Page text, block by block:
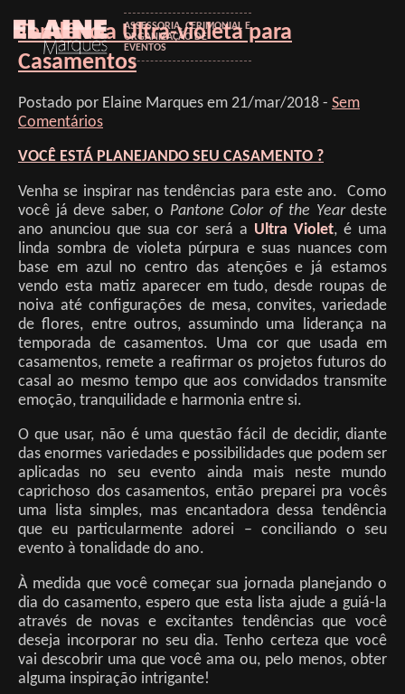
ASSESSORIA, CERIMONIAL E
ORGANIZAÇÃO DE
EVENTOS
Tendência Ultra-violeta para
Casamentos
Postado por Elaine Marques em 21/mar/2018 - Sem
Comentários
VOCÊ ESTÁ PLANEJANDO SEU CASAMENTO ?
Venha se inspirar nas tendências para este ano. Como
você já deve saber, o Pantone Color of the Yeardeste
ano anunciou que sua cor será a Ultra Violet, é uma
linda sombra de violeta púrpura e suas nuances com
base em azul no centro das atenções e já estamos
vendo esta matiz aparecer em tudo, desde roupas de
noiva até configurações de mesa, convites, variedade
de flores, entre outros, assumindo uma liderança na
temporada de casamentos. Uma cor que usada em
casamentos, remete a reafirmar os projetos futuros do
casal ao mesmo tempo que aos convidados transmite
emoção, tranquilidade e harmonia entre si.
O que usar, não é uma questão fácil de decidir, diante
das enormes variedades e possibilidades que podem ser
aplicadas no seu evento ainda mais neste mundo
caprichoso dos casamentos, então preparei pra vocês
uma lista simples, mas encantadora dessa tendência
que eu particularmente adorei – conciliando o seu
evento à tonalidade do ano.
À medida que você começar sua jornada planejando o
dia do casamento, espero que esta lista ajude a guiá-la
através de novas e excitantes tendências que você
deseja incorporar no seu dia. Tenho certeza que você
vai descobrir uma que você ama ou, pelo menos, obter
alguma inspiração intrigante!